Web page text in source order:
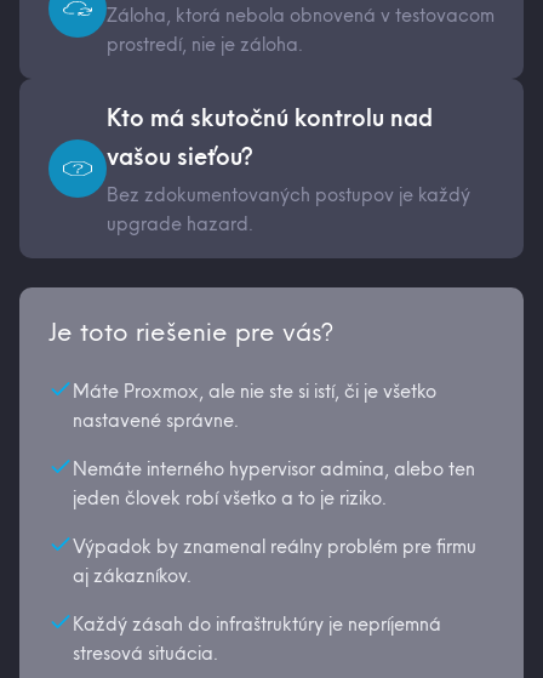
Záloha, ktorá nebola obnovená v testovacom
prostredí, nie je záloha.
Kto má skutočnú kontrolu nad
vašou sieťou?
Bez zdokumentovaných postupov je každý
upgrade hazard.
Je toto riešenie pre vás?
Máte Proxmox, ale nie ste si istí, či je všetko
nastavené správne.
Nemáte interného hypervisor admina, alebo ten
jeden človek robí všetko a to je riziko.
Výpadok by znamenal reálny problém pre firmu
aj zákazníkov.
Každý zásah do infraštruktúry je nepríjemná
stresová situácia.